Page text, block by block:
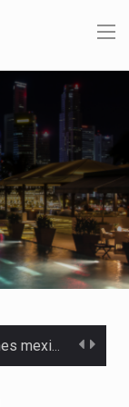
Las exportaciones mexicanas de vehículos ligeros disminuyeron 9.67 % en julio a tasa anual, alcanzando…